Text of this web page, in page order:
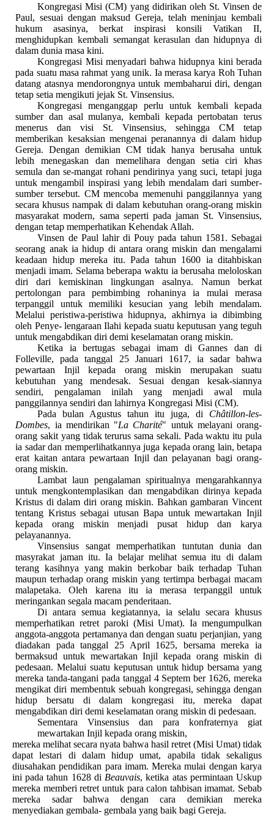
Kongregasi Misi (CM) yang didirikan oleh St. Vinsen de
Paul, sesuai dengan maksud Gereja, telah meninjau kembali
hukum asasinya, berkat inspirasi konsili Vatikan II,
menghidupkan kembali semangat kerasulan dan hidupnya di
dalam dunia masa kini.
Kongregasi Misi menyadari bahwa hidupnya kini berada
pada suatu masa rahmat yang unik. Ia merasa karya Roh Tuhan
datang atasnya mendorongnya untuk membaharui diri, dengan
tetap setia mengikuti jejak St. Vinsensius.
Kongregasi menganggap perlu untuk kembali kepada
sumber dan asal mulanya, kembali kepada pertobatan terus
menerus dan visi St. Vinsensius, sehingga CM tetap
memberikan kesaksian mengenai peranannya di dalam hidup
Gereja. Dengan demikian CM tidak hanya berusaha untuk
lebih menegaskan dan memelihara dengan setia ciri khas
semula dan se-mangat rohani pendirinya yang suci, tetapi juga
untuk mengambil inspirasi yang lebih mendalam dari sumber-
sumber tersebut. CM mencoba memenuhi panggilannya yang
secara khusus nampak di dalam kebutuhan orang-orang miskin
masyarakat modern, sama seperti pada jaman St. Vinsensius,
dengan tetap memperhatikan Kehendak Allah.
Vinsen de Paul lahir di Pouy pada tahun 1581. Sebagai
seorang anak ia hidup di antara orang miskin dan mengalami
keadaan hidup mereka itu. Pada tahun 1600 ia ditahbiskan
menjadi imam. Selama beberapa waktu ia berusaha meloloskan
diri dari kemiskinan lingkungan asalnya. Namun berkat
pertolongan para pembimbing rohaninya ia mulai merasa
terpanggil untuk memiliki kesucian yang lebih mendalam.
Melalui peristiwa-peristiwa hidupnya, akhirnya ia dibimbing
oleh Penye- lengaraan Ilahi kepada suatu keputusan yang teguh
untuk mengabdikan diri demi keselamatan orang miskin.
Ketika ia bertugas sebagai imam di Gannes dan di
Folleville, pada tanggal 25 Januari 1617, ia sadar bahwa
pewartaan Injil kepada orang miskin merupakan suatu
kebutuhan yang mendesak. Sesuai dengan kesak-siannya
sendiri, pengalaman inilah yang menjadi awal mula
panggilannya sendiri dan lahirnya Kongregasi Misi (CM).
Pada bulan Agustus tahun itu juga, di Châtillon-les-
Dombes, ia mendirikan "La Charité" untuk melayani orang-
orang sakit yang tidak terurus sama sekali. Pada waktu itu pula
ia sadar dan memperlihatkannya juga kepada orang lain, betapa
erat kaitan antara pewartaan Injil dan pelayanan bagi orang-
orang miskin.
Lambat laun pengalaman spiritualnya mengarahkannya
untuk mengkontemplasikan dan mengabdikan dirinya kepada
Kristus di dalam diri orang miskin. Bahkan gambaran Vincent
tentang Kristus sebagai utusan Bapa untuk mewartakan Injil
kepada orang miskin menjadi pusat hidup dan karya
pelayanannya.
Vinsensius sangat memperhatikan tuntutan dunia dan
masyrakat jaman itu. Ia belajar melihat semua itu di dalam
terang kasihnya yang makin berkobar baik terhadap Tuhan
maupun terhadap orang miskin yang tertimpa berbagai macam
malapetaka. Oleh karena itu ia merasa terpanggil untuk
meringankan segala macam penderitaan.
Di antara semua kegiatannya, ia selalu secara khusus
memperhatikan retret paroki (Misi Umat). Ia mengumpulkan
anggota-anggota pertamanya dan dengan suatu perjanjian, yang
diadakan pada tanggal 25 April 1625, bersama mereka ia
bermaksud untuk mewartakan Injil kepada orang miskin di
pedesaan. Melalui suatu keputusan untuk hidup bersama yang
mereka tanda-tangani pada tanggal 4 Septem ber 1626, mereka
mengikat diri membentuk sebuah kongregasi, sehingga dengan
hidup bersatu di dalam kongregasi itu, mereka dapat
mengabdikan diri demi keselamatan orang miskin di pedesaan.
Sementara Vinsensius dan para konfraternya giat
mewartakan Injil kepada orang miskin,
mereka melihat secara nyata bahwa hasil retret (Misi Umat) tidak
dapat lestari di dalam hidup umat, apabila tidak sekaligus
diusahakan pendidikan para imam. Mereka mulai dengan karya
ini pada tahun 1628 di Beauvais, ketika atas permintaan Uskup
mereka memberi retret untuk para calon tahbisan imamat. Sebab
mereka sadar bahwa dengan cara demikian mereka
menyediakan gembala- gembala yang baik bagi Gereja.